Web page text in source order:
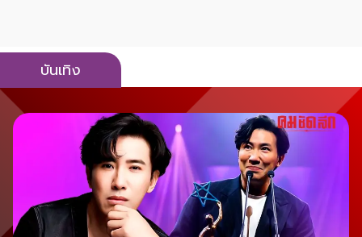
บันเทิง